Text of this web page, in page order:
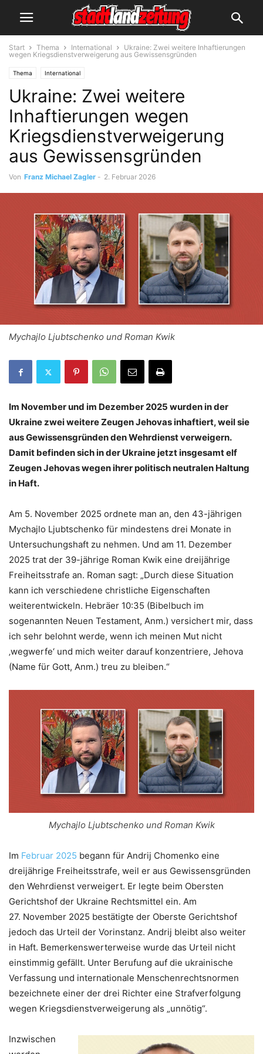
Start Thema International
Ukraine: Zwei weitere Inhaftierungen
wegen Kriegsdienstverweigerung aus Gewissensgründen
Thema International
Ukraine: Zwei weitere
Inhaftierungen wegen
Kriegsdienstverweigerung
aus Gewissensgründen
Von Franz Michael Zagler - 2. Februar 2026
Mychajlo Ljubtschenko und Roman Kwik
Im November und im Dezember 2025 wurden in der
Ukraine zwei weitere Zeugen Jehovas inhaftiert, weil sie
aus Gewissens­gründen den Wehrdienst verweigern.
Damit befinden sich in der Ukraine jetzt insgesamt elf
Zeugen Jehovas wegen ihrer politisch neutralen Haltung
in Haft.
Am 5. November 2025 ordnete man an, den 43-jährigen
Mychajlo Ljubtschenko für mindestens drei Monate in
Untersuchungs­haft zu nehmen. Und am 11. Dezember
2025 trat der 39-jährige Roman Kwik eine dreijährige
Freiheitsstrafe an. Roman sagt: „Durch diese Situation
kann ich verschiedene christliche Eigenschaften
weiterentwickeln. Hebräer 10:35 (Bibelbuch im
sogenannten Neuen Testament, Anm.) versichert mir, dass
ich sehr belohnt werde, wenn ich meinen Mut nicht
‚wegwerfe‘ und mich weiter darauf konzentriere, Jehova
(Name für Gott, Anm.) treu zu bleiben.“
Mychajlo Ljubtschenko und Roman Kwik
Im Februar 2025 begann für Andrij Chomenko eine
dreijährige Freiheitsstrafe, weil er aus Gewissens­gründen
den Wehrdienst verweigert. Er legte beim Obersten
Gerichtshof der Ukraine Rechtsmittel ein. Am
27. November 2025 bestätigte der Oberste Gerichtshof
jedoch das Urteil der Vorinstanz. Andrij bleibt also weiter
in Haft. Bemerkenswerter­weise wurde das Urteil nicht
einstimmig gefällt. Unter Berufung auf die ukrainische
Verfassung und internationale Menschenrechtsnormen
bezeichnete einer der drei Richter eine Strafverfolgung
wegen Kriegsdienst­verweigerung als „unnötig“.
Inzwischen